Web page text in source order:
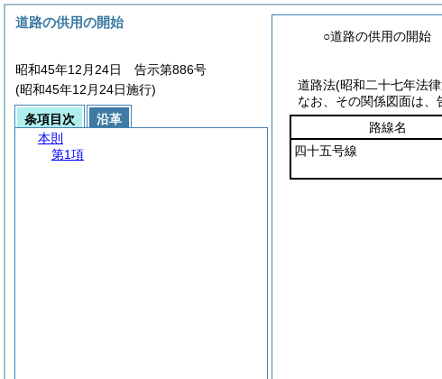
○道路の供用の開始
道路法(昭和二十七年法
なお、その関係図面は、
路線名
四十五号線
道路の供用の開始
昭和45年12月24日 告示第886号
(昭和45年12月24日施行)
条項目次
沿革
本則
第1項